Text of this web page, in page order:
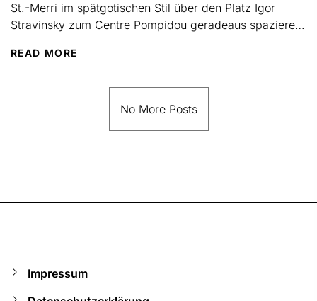
St.-Merri im spätgotischen Stil über den Platz Igor
Stravinsky zum Centre Pompidou geradeaus spazieren
READ MORE
No More Posts
Impressum